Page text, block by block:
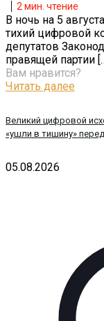
Великий цифровой
«ушли в тишину»
2 мин. чтение
В ночь на 5
тихий цифровой
депутатов
правящей партии
Вам нравится?
Читать далее
05.08.2026